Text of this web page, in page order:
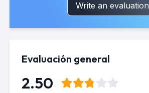
Write an evaluation
Evaluación general
2.50